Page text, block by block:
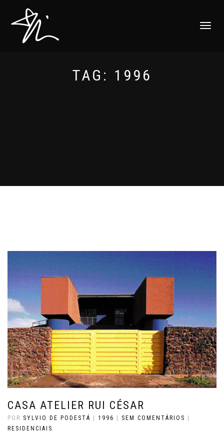
ALTERNAR
TAG: 1996
CASA ATELIER RUI CÉSAR
POR SYLVIO DE PODESTÁ 1996 SEM COMENTÁRIOS
RESIDENCIAIS